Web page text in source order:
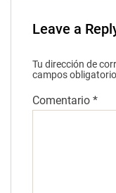
Leave a
Tu dirección de
campos
Comentario *